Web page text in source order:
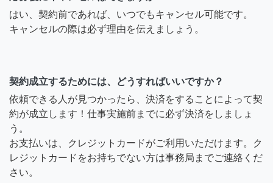
はい、契約前であれば、いつでもキャンセル可能です。
キャンセルの際は必ず理由を伝えましょう。
契約成立するためには、どうすればいいですか？
依頼できる人が見つかったら、決済をすることによって契
約が成立します！仕事実施前までに必ず決済をしましょ
う。
お支払いは、クレジットカードがご利用いただけます。ク
レジットカードをお持ちでない方は事務局までご連絡くだ
さい。